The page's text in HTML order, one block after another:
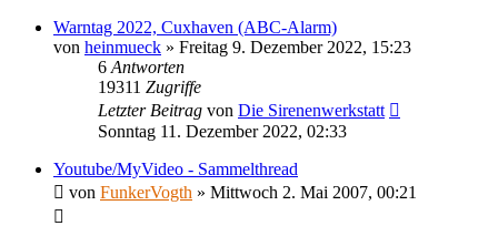
Warntag 2022, Cuxhaven (ABC-Alarm)
von heinmueck » Freitag 9. Dezember 2022, 15:23
6 Antworten
19311 Zugriffe
Letzter Beitrag von Die Sirenenwerkstatt
Sonntag 11. Dezember 2022, 02:33
Youtube/MyVideo - Sammelthread
von FunkerVogth » Mittwoch 2. Mai 2007, 00:21